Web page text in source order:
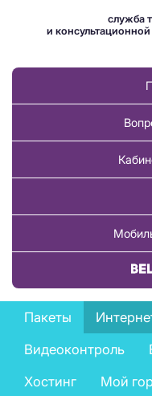
служба
и
Private
services
menu
Пакеты
Видеоконтроль
Хостинг
Мой